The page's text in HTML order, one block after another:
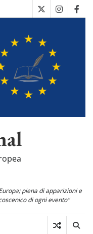
X
piena di apparizioni e
di ogni evento"